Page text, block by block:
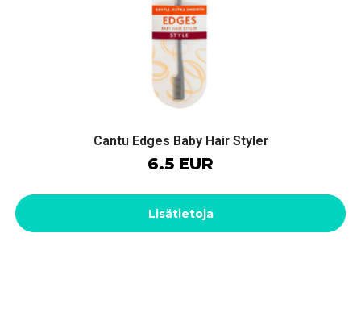
Cantu Edges Baby Hair Styler
6.5 EUR
Lisätietoja